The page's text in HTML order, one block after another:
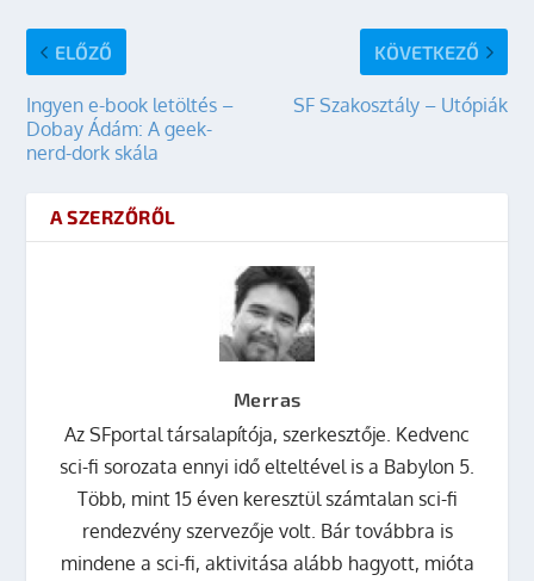
ELŐZŐ
Ingyen e-book letöltés –
Dobay Ádám: A geek-
nerd-dork skála
KÖVETKEZŐ
SF Szakosztály – Utópiák
A SZERZŐRŐL
Merras
Az SFportal társalapítója, szerkesztője. Kedvenc
sci-fi sorozata ennyi idő elteltével is a Babylon 5.
Több, mint 15 éven keresztül számtalan sci-fi
rendezvény szervezője volt. Bár továbbra is
mindene a sci-fi, aktivitása alább hagyott, mióta